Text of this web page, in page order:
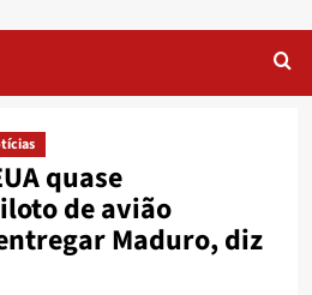
quase
de avião
Maduro, diz